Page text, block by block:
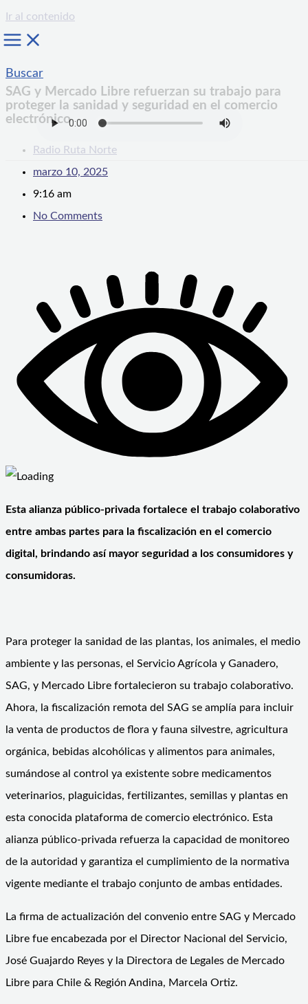
Ir al contenido
Buscar
SAG y Mercado Libre refuerzan su trabajo para
proteger la sanidad y seguridad en el comercio
electrónico
Radio Ruta Norte
marzo 10, 2025
9:16 am
No Comments
Esta alianza público-privada fortalece el trabajo colaborativo
entre ambas partes para la fiscalización en el comercio
digital, brindando así mayor seguridad a los consumidores y
consumidoras.
Para proteger la sanidad de las plantas, los animales, el medio
ambiente y las personas, el Servicio Agrícola y Ganadero,
SAG, y Mercado Libre fortalecieron su trabajo colaborativo.
Ahora, la fiscalización remota del SAG se amplía para incluir
la venta de productos de flora y fauna silvestre, agricultura
orgánica, bebidas alcohólicas y alimentos para animales,
sumándose al control ya existente sobre medicamentos
veterinarios, plaguicidas, fertilizantes, semillas y plantas en
esta conocida plataforma de comercio electrónico. Esta
alianza público-privada refuerza la capacidad de monitoreo
de la autoridad y garantiza el cumplimiento de la normativa
vigente mediante el trabajo conjunto de ambas entidades.
La firma de actualización del convenio entre SAG y Mercado
Libre fue encabezada por el Director Nacional del Servicio,
José Guajardo Reyes y la Directora de Legales de Mercado
Libre para Chile & Región Andina, Marcela Ortiz.